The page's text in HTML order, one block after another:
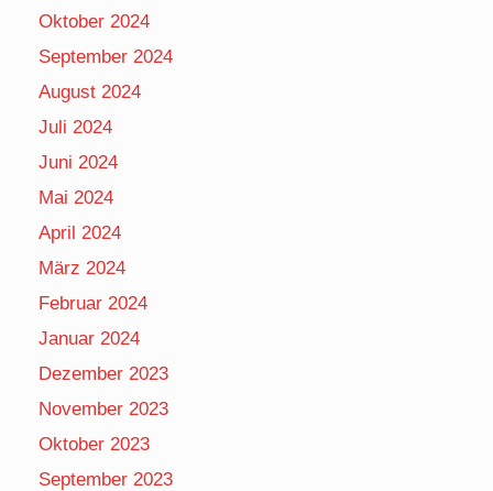
Oktober 2024
September 2024
August 2024
Juli 2024
Juni 2024
Mai 2024
April 2024
März 2024
Februar 2024
Januar 2024
Dezember 2023
November 2023
Oktober 2023
September 2023